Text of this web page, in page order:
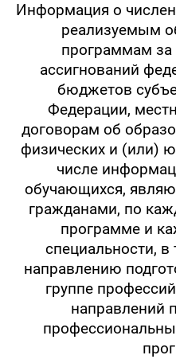
Информация о
реализуемым
программам
ассигнований
бюджетов
Федерации,
договорам об
физических и (или)
числе
обучающихся,
гражданами, по
программе и
специальности, в
направлению
группе
направлений